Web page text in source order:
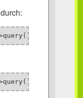
took
took